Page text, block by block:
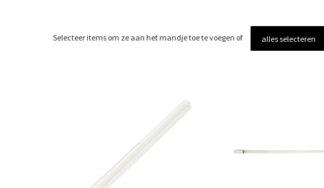
Selecteer items om ze aan het mandje toe te voegen of alles selecteren